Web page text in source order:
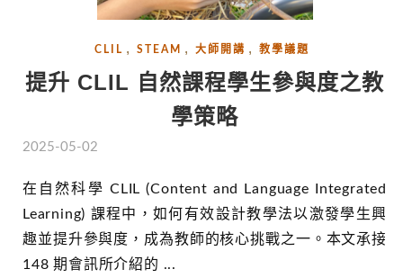
CLIL , STEAM , 大師開講 , 教學議題
提升 CLIL 自然課程學生參與度之教
學策略
2025-05-02
在自然科學 CLIL (Content and Language Integrated
Learning) 課程中，如何有效設計教學法以激發學生興
趣並提升參與度，成為教師的核心挑戰之一。本文承接
148 期會訊所介紹的 ...